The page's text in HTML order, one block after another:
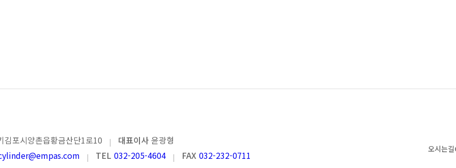
김포시 양촌읍 황금산단1로 10 대표이사 윤광형
TEL 032-205-4604 FAX 032-232-0711
오시는 길